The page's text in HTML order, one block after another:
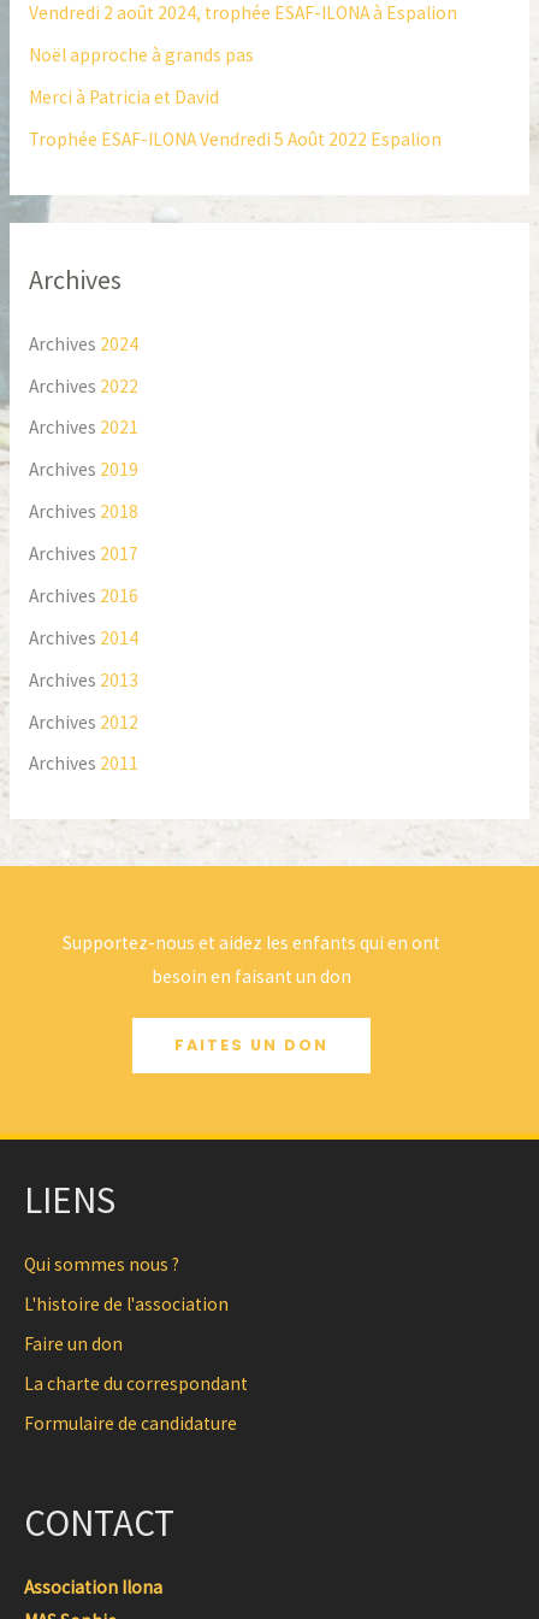
h
e
r
Vendredi 2 août 2024, trophée ESAF-ILONA à Espalion
Noël approche à grands pas
Merci à Patricia et David
Trophée ESAF-ILONA Vendredi 5 Août 2022 Espalion
Archives
Archives 2024
Archives 2022
Archives 2021
Archives 2019
Archives 2018
Archives 2017
Archives 2016
Archives 2014
Archives 2013
Archives 2012
Archives 2011
Supportez-nous et aidez les enfants qui en ont
besoin en faisant un don
FAITES UN DON
LIENS
Qui sommes nous ?
L'histoire de l'association
Faire un don
La charte du correspondant
Formulaire de candidature
CONTACT
Association Ilona